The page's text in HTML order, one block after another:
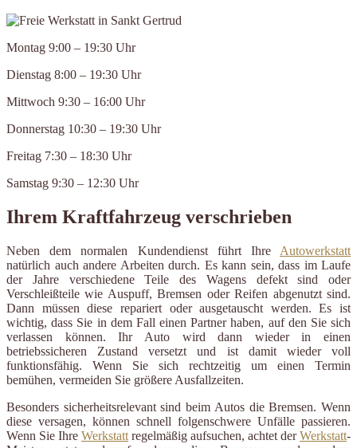
Montag 9:00 – 19:30 Uhr
Dienstag 8:00 – 19:30 Uhr
Mittwoch 9:30 – 16:00 Uhr
Donnerstag 10:30 – 19:30 Uhr
Freitag 7:30 – 18:30 Uhr
Samstag 9:30 – 12:30 Uhr
Ihrem Kraftfahrzeug verschrieben
Neben dem normalen Kundendienst führt Ihre Autowerkstatt
natürlich auch andere Arbeiten durch. Es kann sein, dass im Laufe
der Jahre verschiedene Teile des Wagens defekt sind oder
Verschleißteile wie Auspuff, Bremsen oder Reifen abgenutzt sind.
Dann müssen diese repariert oder ausgetauscht werden. Es ist
wichtig, dass Sie in dem Fall einen Partner haben, auf den Sie sich
verlassen können. Ihr Auto wird dann wieder in einen
betriebssicheren Zustand versetzt und ist damit wieder voll
funktionsfähig. Wenn Sie sich rechtzeitig um einen Termin
bemühen, vermeiden Sie größere Ausfallzeiten.
Besonders sicherheitsrelevant sind beim Autos die Bremsen. Wenn
diese versagen, können schnell folgenschwere Unfälle passieren.
Wenn Sie Ihre Werkstatt regelmäßig aufsuchen, achtet derWerkstatt-